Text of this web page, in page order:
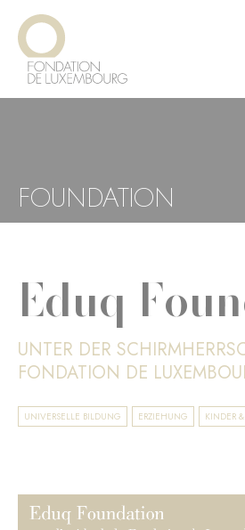
Direkt
zum
Inhalt
FOUNDATION
Eduq
UNTER DER
FONDATION DE
UNIVERSELLE BILDUNG ERZIEHUNG KINDER
Cookie-Einstellungen